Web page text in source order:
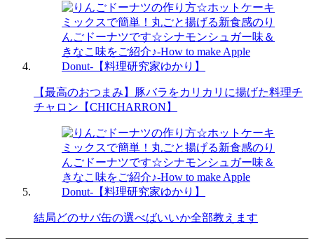
【最高のおつまみ】豚バラをカリカリに揚げた料理チ
チャロン【CHICHARRON】
結局どのサバ缶の選べばいいか全部教えます